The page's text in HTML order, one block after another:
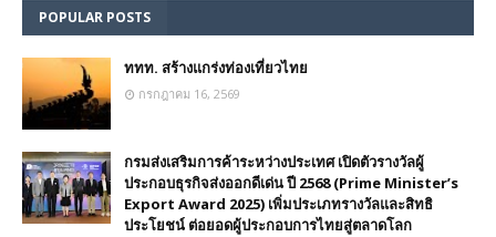
POPULAR POSTS
ททท. สร้างแกร่งท่องเที่ยวไทย
กรกฎาคม 16, 2569
กรมส่งเสริมการค้าระหว่างประเทศ เปิดตัวรางวัลผู้
ประกอบธุรกิจส่งออกดีเด่น ปี 2568 (Prime Minister’s
Export Award 2025) เพิ่มประเภทรางวัลและสิทธิ
ประโยชน์ ต่อยอดผู้ประกอบการไทยสู่ตลาดโลก